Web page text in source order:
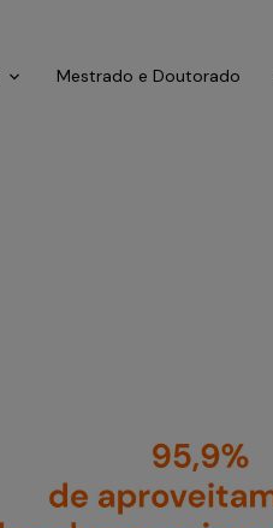
Mestrado e Doutorado